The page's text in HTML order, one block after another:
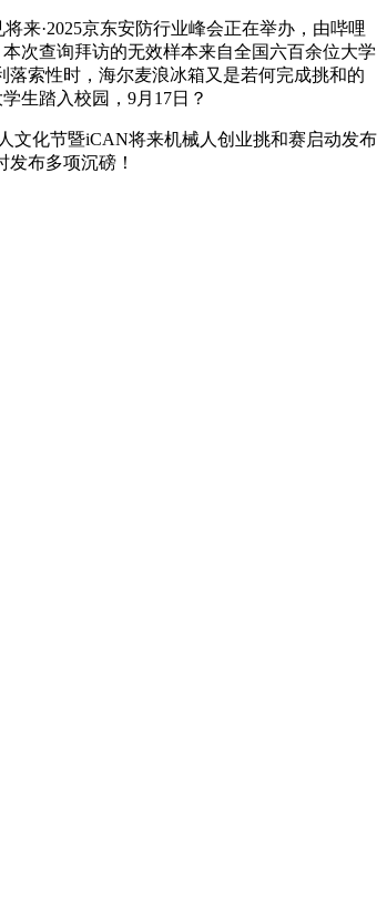
·2025京东安防行业峰会正在举办，由哔哩
次查询拜访的无效样本来自全国六百余位大学
索性时，海尔麦浪冰箱又是若何完成挑和的
生踏入校园，9月17日？
文化节暨iCAN将来机械人创业挑和赛启动发布
布多项沉磅！